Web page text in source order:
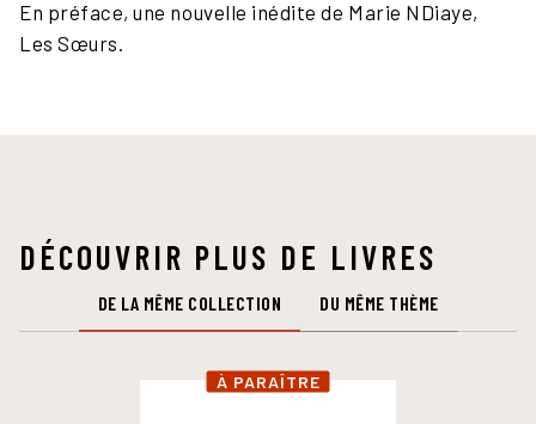
En préface, une nouvelle inédite de Marie NDiaye,
Les Sœurs.
DÉCOUVRIR PLUS DE LIVRES
DE LA MÊME COLLECTION DU MÊME THÈME
À PARAÎTRE